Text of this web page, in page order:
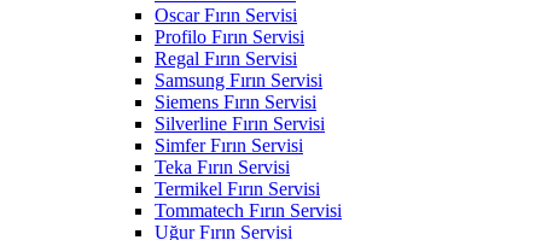
Oscar Fırın Servisi
Profilo Fırın Servisi
Regal Fırın Servisi
Samsung Fırın Servisi
Siemens Fırın Servisi
Silverline Fırın Servisi
Simfer Fırın Servisi
Teka Fırın Servisi
Termikel Fırın Servisi
Tommatech Fırın Servisi
Uğur Fırın Servisi